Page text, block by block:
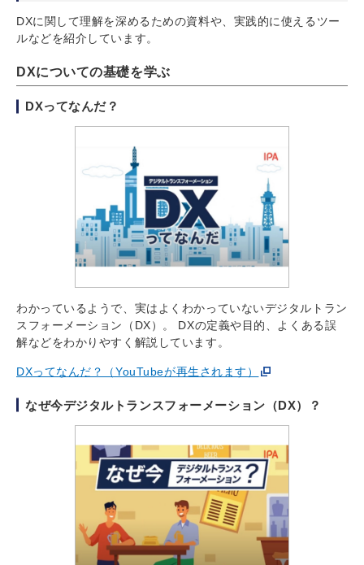
DXに関して理解を深めるための資料や、実践的に使えるツー
ルなどを紹介しています。
DXについての基礎を学ぶ
DXってなんだ？
わかっているようで、実はよくわかっていないデジタルトラン
スフォーメーション（DX）。 DXの定義や目的、よくある誤
解などをわかりやすく解説しています。
DXってなんだ？（YouTubeが再生されます）
なぜ今デジタルトランスフォーメーション（DX）？